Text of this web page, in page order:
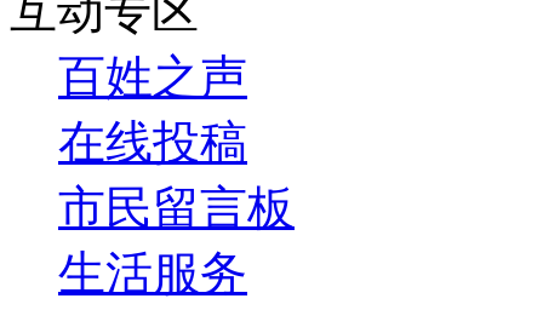
互动专区
百姓之声
在线投稿
市民留言板
生活服务